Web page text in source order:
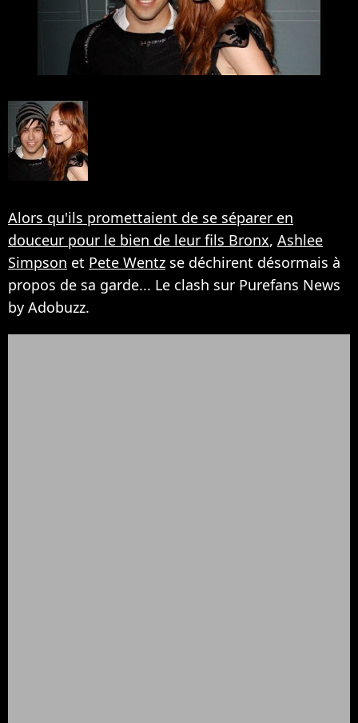
Alors qu'ils promettaient de se séparer en
douceur pour le bien de leur fils Bronx, Ashlee
Simpson et Pete Wentz se déchirent désormais à
propos de sa garde... Le clash sur Purefans News
by Adobuzz.